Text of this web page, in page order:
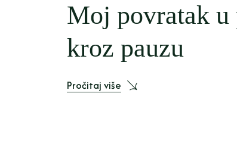
Moj povratak u
kroz pauzu
Pročitaj više